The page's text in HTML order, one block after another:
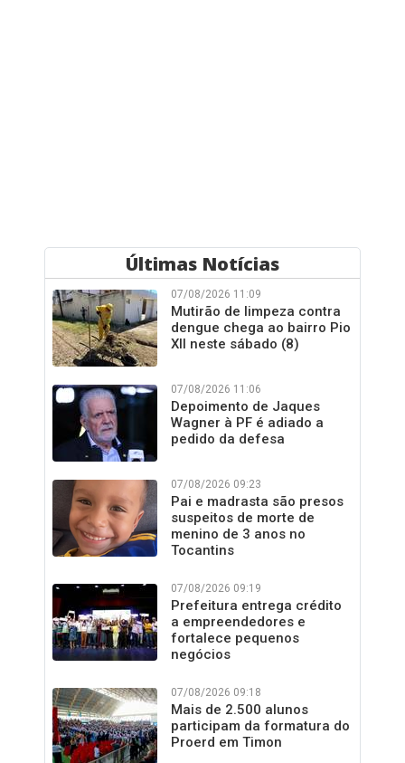
Últimas Notícias
07/08/2026 11:09
Mutirão de limpeza contra
dengue chega ao bairro Pio
XII neste sábado (8)
07/08/2026 11:06
Depoimento de Jaques
Wagner à PF é adiado a
pedido da defesa
07/08/2026 09:23
Pai e madrasta são presos
suspeitos de morte de
menino de 3 anos no
Tocantins
07/08/2026 09:19
Prefeitura entrega crédito
a empreendedores e
fortalece pequenos
negócios
07/08/2026 09:18
Mais de 2.500 alunos
participam da formatura do
Proerd em Timon